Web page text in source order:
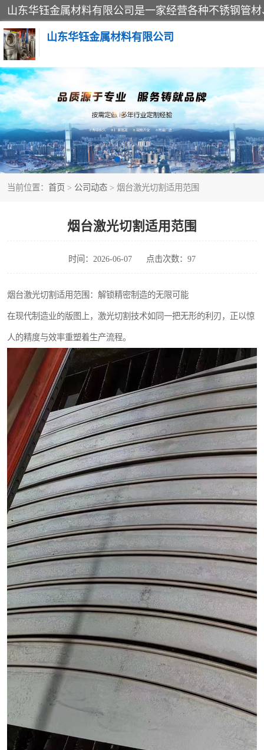
山东华钰金属材料有限公司
当前位置： 首页 > 公司动态 > 烟台激光切割适用范围
烟台激光切割适用范围
时间：2026-06-07 点击次数：97
烟台激光切割适用范围：解锁精密制造的无限可能
在现代制造业的版图上，激光切割技术如同一把无形的利刃，正以惊
人的精度与效率重塑着生产流程。
不锈钢管
管件标准件
不锈钢人孔
不锈钢角钢